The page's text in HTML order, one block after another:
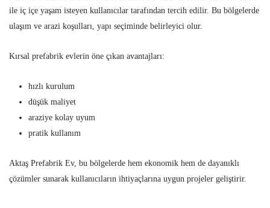
ile iç içe yaşam isteyen kullanıcılar tarafından tercih edilir. Bu bölgelerde
ulaşım ve arazi koşulları, yapı seçiminde belirleyici olur.
Kırsal prefabrik evlerin öne çıkan avantajları:
hızlı kurulum
düşük maliyet
araziye kolay uyum
pratik kullanım
Aktaş Prefabrik Ev, bu bölgelerde hem ekonomik hem de dayanıklı
çözümler sunarak kullanıcıların ihtiyaçlarına uygun projeler geliştirir.